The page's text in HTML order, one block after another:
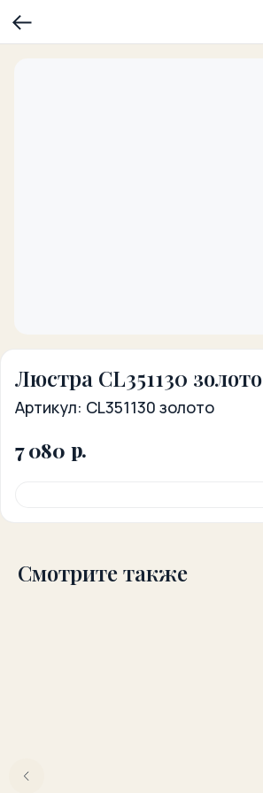
Люстра CL351130 золото
Артикул: CL351130 золото
7 080 р.
Смотрите также